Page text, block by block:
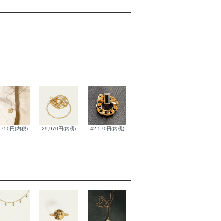
円(内税) 29,970円(内税) 42,570円(内税)